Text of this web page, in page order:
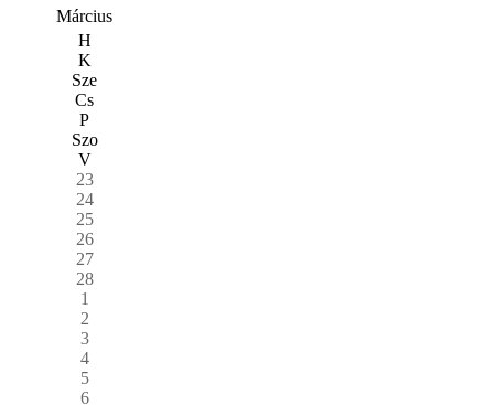
Március
H
K
Sze
Cs
P
Szo
V
23
24
25
26
27
28
1
2
3
4
5
6